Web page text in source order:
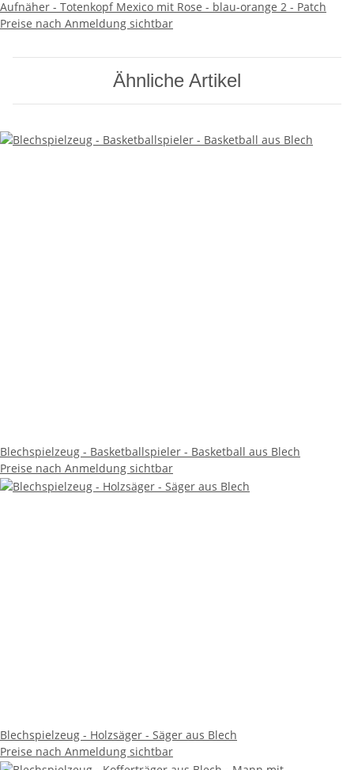
Aufnäher - Totenkopf Mexico mit Rose - blau-orange 2 - Patch
Preise nach Anmeldung sichtbar
Ähnliche Artikel
Blechspielzeug - Basketballspieler - Basketball aus Blech
Preise nach Anmeldung sichtbar
Blechspielzeug - Holzsäger - Säger aus Blech
Preise nach Anmeldung sichtbar